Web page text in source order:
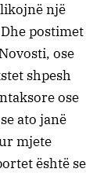
një
postimet
ose
shpesh
ose
ato janë
mjete
është se